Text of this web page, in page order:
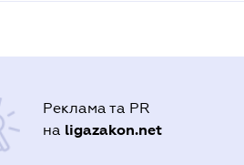
Реклама та PR
на ligazakon.net